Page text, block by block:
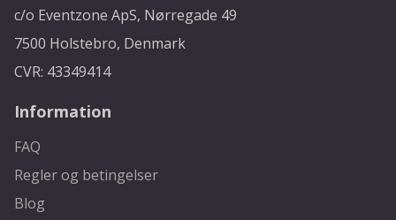
c/o Eventzone ApS, Nørregade 49
7500 Holstebro, Denmark
CVR: 43349414
Information
FAQ
Regler og betingelser
Blog